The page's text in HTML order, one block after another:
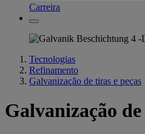
Carreira
Tecnologias
Refinamento
Galvanização de tiras e peças
Galvanização